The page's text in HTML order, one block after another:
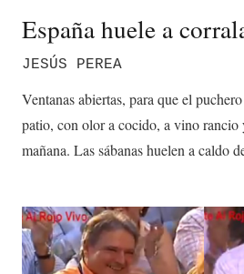
España huele a
JESÚS PEREA
Ventanas abiertas, para que el
patio, con olor a cocido, a vino rancio
mañana. Las sábanas huelen a caldo